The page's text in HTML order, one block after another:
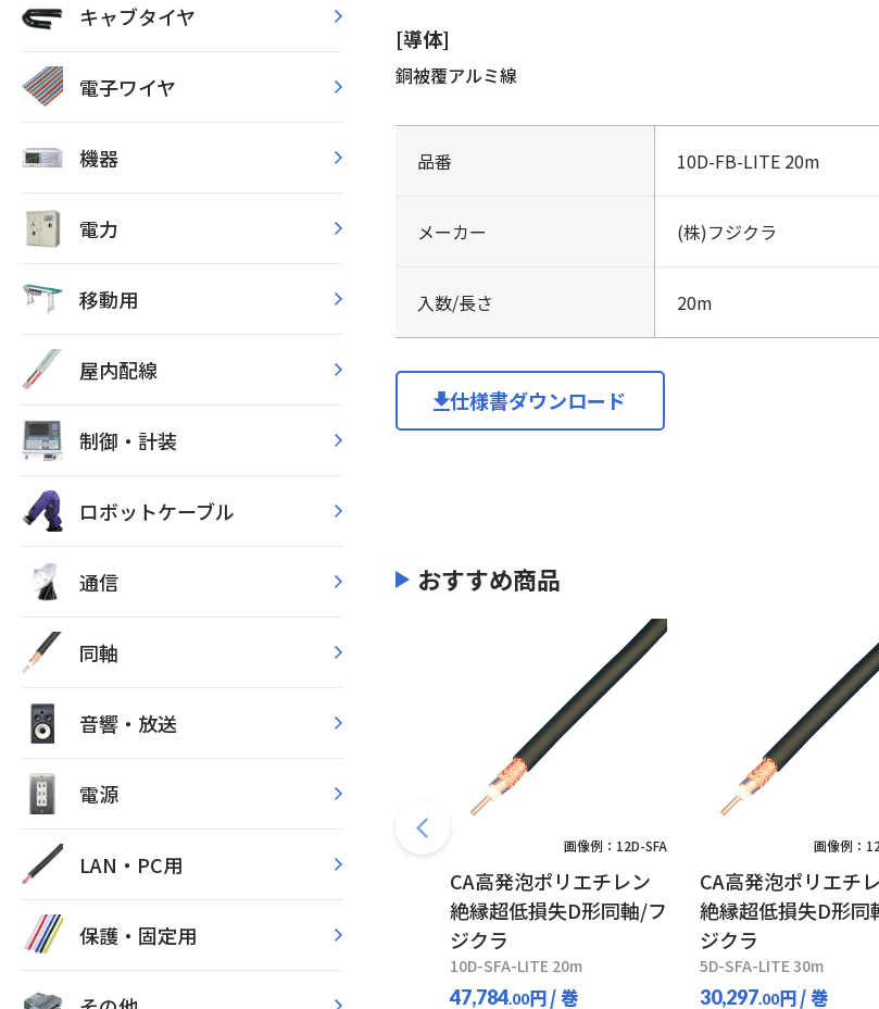
キャブタイヤ
電子ワイヤ
機器
電力
移動用
屋内配線
制御・計装
ロボットケーブル
通信
同軸
音響・放送
電源
LAN・PC用
保護・固定用
[導体]
銅被覆アルミ線
品番 10D-FB-LITE 20m
メーカー (株)フジクラ
入数/長さ 20m
仕様書ダウンロード
おすすめ商品
画像例：12D-SFA
CA高発泡ポリエチレン
絶縁超低損失D形同軸/フ
ジクラ
10D-SFA-LITE 20m
47,784.00円/ 巻
画像例：
CA高発泡ポリエチ
絶縁超低損失D形同
ジクラ
5D-SFA-LITE 30m
30,297.00円/ 巻